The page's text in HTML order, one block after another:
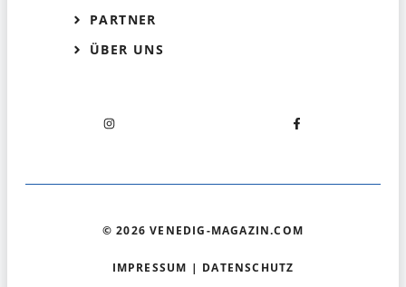
PARTNER
ÜBER UNS
© 2026 VENEDIG-MAGAZIN.COM
IMPRESSUM | DATENSCHUTZ